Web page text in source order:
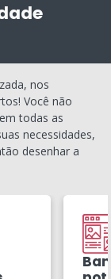
nos
Você não
todas as
necessidades,
desenhar a